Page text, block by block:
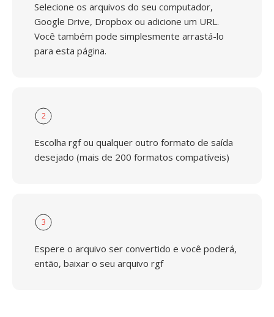
Selecione os arquivos do seu computador,
Google Drive, Dropbox ou adicione um URL.
Você também pode simplesmente arrastá-lo
para esta página.
2
Escolha rgf ou qualquer outro formato de saída
desejado (mais de 200 formatos compatíveis)
3
Espere o arquivo ser convertido e você poderá,
então, baixar o seu arquivo rgf